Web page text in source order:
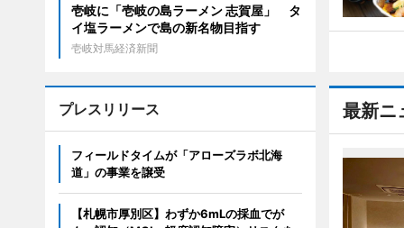
最新ニ
壱岐に「壱岐の島ラーメン 志賀屋」 タ
イ塩ラーメンで島の新名物目指す
壱岐対馬経済新聞
プレスリリース
フィールドタイムが「アローズラボ北海
道」の事業を譲受
【札幌市厚別区】わずか6mLの採血でが